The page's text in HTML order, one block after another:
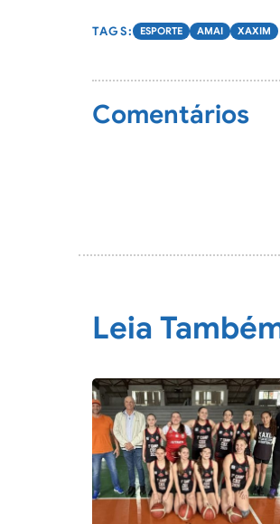
ESPORTE AMAI XAXIM
Comentários
Leia